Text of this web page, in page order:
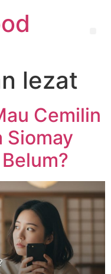
lezat
Cemilin
Siomay